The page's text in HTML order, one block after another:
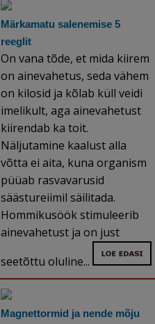
Märkamatu salenemise 5
reeglit
On vana tõde, et mida kiirem
on ainevahetus, seda vähem
on kilosid ja kõlab küll veidi
imelikult, aga ainevahetust
kiirendab ka toit.
Näljutamine kaalust alla
võtta ei aita, kuna organism
püüab rasvavarusid
säästureiimil säilitada.
Hommikusöök stimuleerib
ainevahetust ja on just
seetõttu oluline...
Magnettormid ja nende mõju